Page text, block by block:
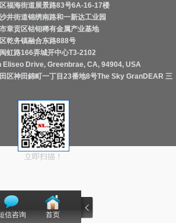
福海街道展景路83号6A-16-17楼
井街道锦绣南路和一新达工业园
章贡区钴钼稀有金属产业基地
乾务镇融合东路888号
虹路166弄城开中心T3-2102
Eliseo Drive, Greenbrae, CA, 94904, USA
区神田錦町一丁目23番地8号The Sky GranDEAR 三
立即扫描！
信咨询 首页